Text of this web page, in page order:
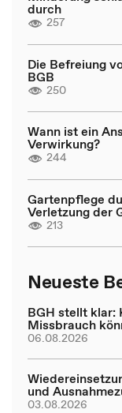
durch
257
Die Befreiung
BGB
250
Wann ist ein
Verwirkung?
244
Gartenpflege
Verletzung der
213
Neueste
BGH stellt klar:
Missbrauch
06.08.2026
und
03.08.2026